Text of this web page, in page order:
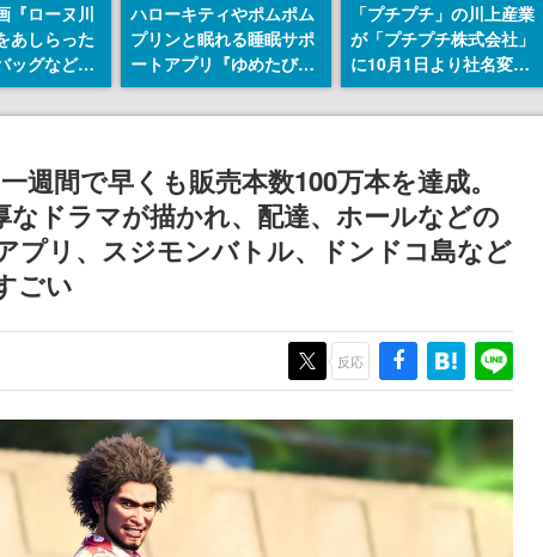
『ローヌ川
あしらった
ッグなどが
21時より2
約販売
ハローキティやポムポム
プリンと眠れる睡眠サポ
ートアプリ『ゆめたび』
が配信中。キャラごとの
ASMRや目覚ましアラー
「プチプチ」の川上産業
が「プチプチ株式会社」
に10月1日より社名変更
へ。創業58年で初めての
変更で、“プチッ”と鳴る
の名前に
週間で早くも販売本数100万本を達成。
なドラマが描かれ、配達、ホールなどの
プリ、スジモンバトル、ドンドコ島など
ごい
反応